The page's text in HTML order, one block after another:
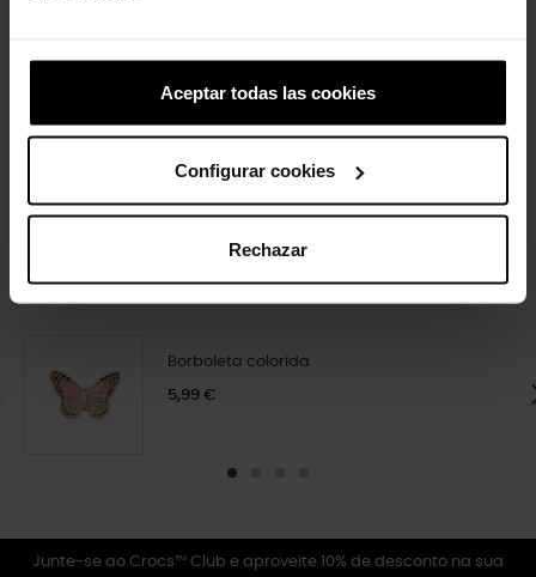
Aceptar todas las cookies
Configurar cookies
Rechazar
4 outros produtos na mesma
categoria:
Borboleta colorida
5,99 €
Junte-se ao Crocs™ Club e aproveite 10% de desconto na sua